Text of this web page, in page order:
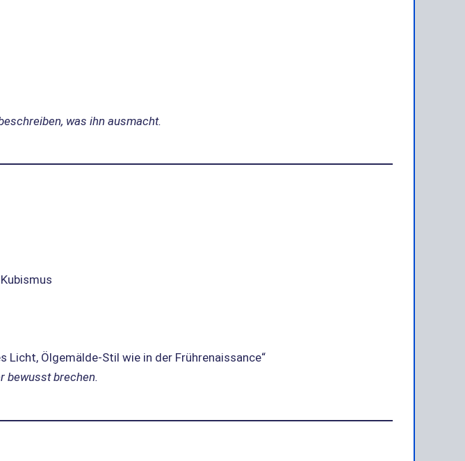
was ihn ausmacht.
Licht, Ölgemälde-Stil wie in der Frührenaissance“
bewusst brechen.